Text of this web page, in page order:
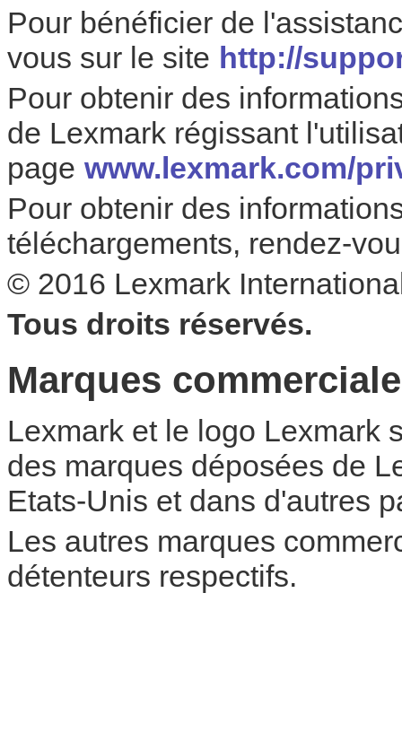
Pour bénéficier de
vous sur le site http://
Pour obtenir des
de Lexmark régissant
page www.lexmark.com/
Pour obtenir des
téléchargements, rendez-
© 2016 Lexmark
Tous droits réservés.
Marques
Lexmark et le logo Lexmark
des marques déposées de
Etats-Unis et dans d'autres
Les autres marques
détenteurs respectifs.